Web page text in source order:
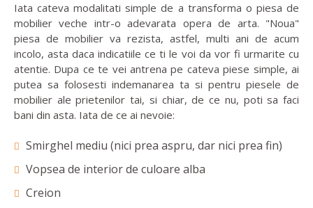
Iata cateva modalitati simple de a transforma o piesa de
mobilier veche intr-o adevarata opera de arta. "Noua"
piesa de mobilier va rezista, astfel, multi ani de acum
incolo, asta daca indicatiile ce ti le voi da vor fi urmarite cu
atentie. Dupa ce te vei antrena pe cateva piese simple, ai
putea sa folosesti indemanarea ta si pentru piesele de
mobilier ale prietenilor tai, si chiar, de ce nu, poti sa faci
bani din asta. Iata de ce ai nevoie:
Smirghel mediu (nici prea aspru, dar nici prea fin)
Vopsea de interior de culoare alba
Creion